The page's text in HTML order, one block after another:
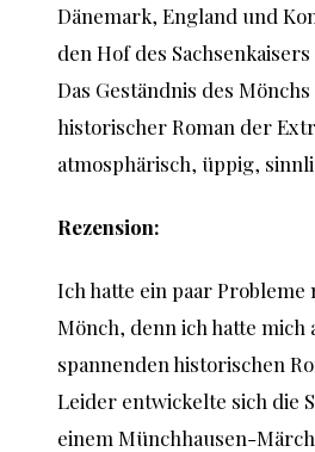
Dänemark, England und
den Hof des
Das Geständnis des
historischer Roman der
atmosphärisch, üppig,
Rezension:
Ich hatte ein paar Probleme
Mönch, denn ich hatte mich
spannenden historischen
Leider entwickelte sich die
einem Münchhausen-